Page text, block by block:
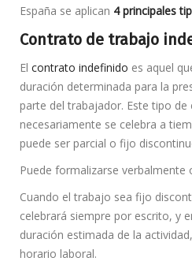
España se aplican 4 principales
Contrato de trabajo
El contrato indefinido es aquel
duración determinada para la
parte del trabajador. Este tipo
necesariamente se celebra a
puede ser parcial o fijo
Puede formalizarse verbalmente
Cuando el trabajo sea fijo
celebrará siempre por escrito, y
duración estimada de la
horario laboral.